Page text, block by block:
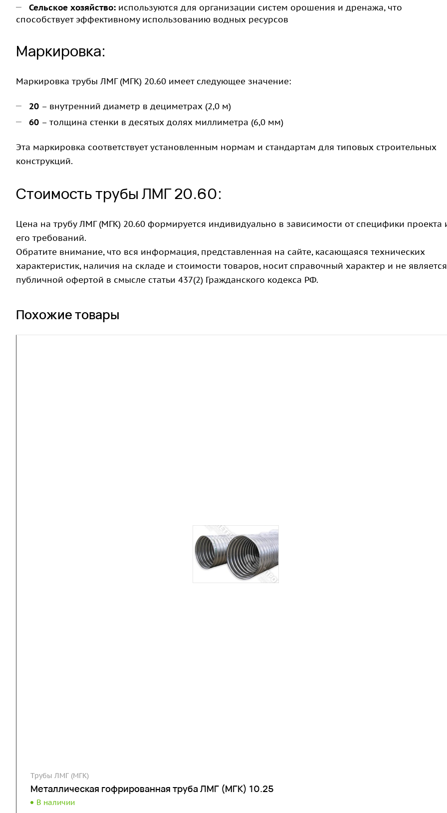
Сельское хозяйство: используются для организации систем орошения и дренажа, что
способствует эффективному использованию водных ресурсов
Маркировка:
Маркировка трубы ЛМГ (МГК) 20.60 имеет следующее значение:
20 – внутренний диаметр в дециметрах (2,0 м)
60 – толщина стенки в десятых долях миллиметра (6,0 мм)
Эта маркировка соответствует установленным нормам и стандартам для типовых строительных
конструкций.
Стоимость трубы ЛМГ 20.60:
Цена на трубу ЛМГ (МГК) 20.60 формируется индивидуально в зависимости от специфики проекта
его требований.
Обратите внимание, что вся информация, представленная на сайте, касающаяся технических
характеристик, наличия на складе и стоимости товаров, носит справочный характер и не является
публичной офертой в смысле статьи 437(2) Гражданского кодекса РФ.
Похожие товары
Трубы ЛМГ (МГК)
Металлическая гофрированная труба ЛМГ (МГК) 10.25
В наличии